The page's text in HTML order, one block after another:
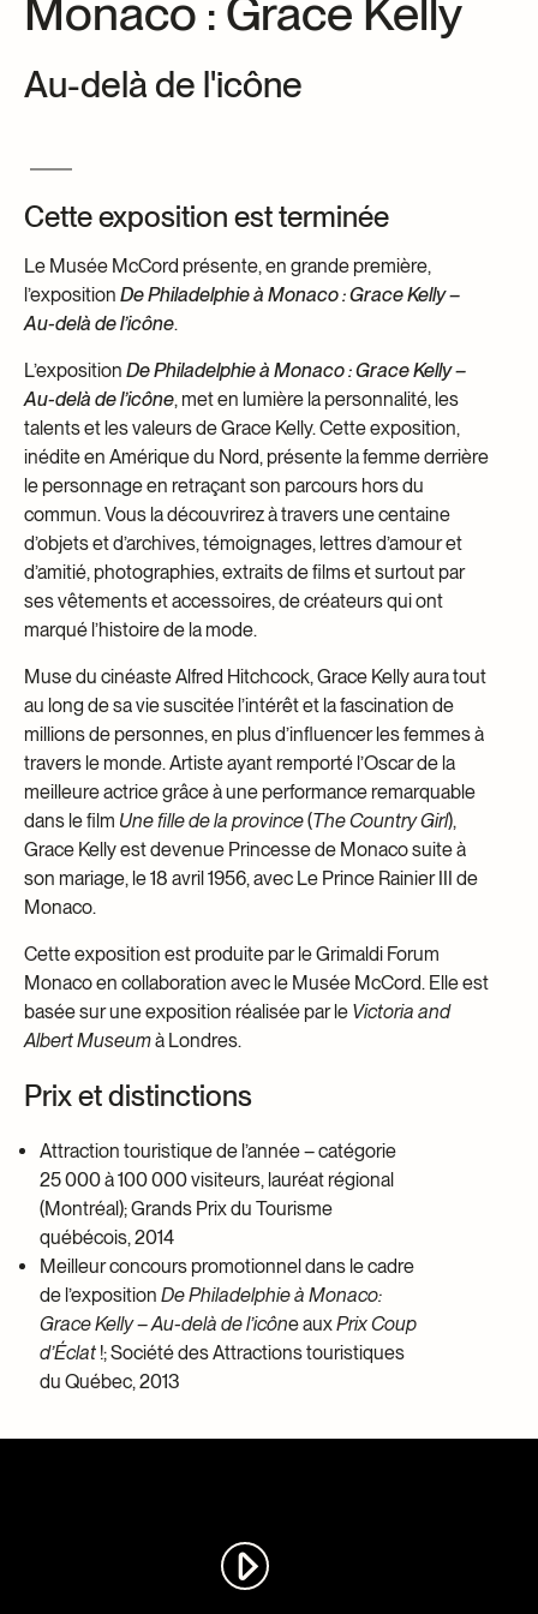
Centre d’archives et de documentation
Dons et prêts d’objets
Événements
Jeune McCord philanthrope
Monaco : Grace Kelly
Au-delà de l'icône
Cette exposition est terminée
Le Musée McCord présente, en grande première,
l’exposition De Philadelphie à Monaco : Grace Kelly –
Au-delà de l’icône.
L’exposition De Philadelphie à Monaco : Grace Kelly –
Au-delà de l’icône, met en lumière la personnalité, les
talents et les valeurs de Grace Kelly. Cette exposition,
inédite en Amérique du Nord, présente la femme derrière
le personnage en retraçant son parcours hors du
commun. Vous la découvrirez à travers une centaine
d’objets et d’archives, témoignages, lettres d’amour et
d’amitié, photographies, extraits de films et surtout par
ses vêtements et accessoires, de créateurs qui ont
marqué l’histoire de la mode.
Muse du cinéaste Alfred Hitchcock, Grace Kelly aura tout
au long de sa vie suscitée l’intérêt et la fascination de
millions de personnes, en plus d’influencer les femmes à
travers le monde. Artiste ayant remporté l’Oscar de la
meilleure actrice grâce à une performance remarquable
dans le film Une fille de la province(The Country Girl),
Grace Kelly est devenue Princesse de Monaco suite à
son mariage, le 18 avril 1956, avec Le Prince Rainier III de
Monaco.
Cette exposition est produite par le Grimaldi Forum
Monaco en collaboration avec le Musée McCord. Elle est
basée sur une exposition réalisée par le Victoria and
Albert Museumà Londres.
Prix et distinctions
Attraction touristique de l’année – catégorie
25 000 à 100 000 visiteurs, lauréat régional
(Montréal); Grands Prix du Tourisme
québécois, 2014
Meilleur concours promotionnel dans le cadre
de l’exposition De Philadelphie à Monaco:
Grace Kelly – Au-delà de l’icône auxPrix Coup
d’Éclat !; Société des Attractions touristiques
du Québec, 2013